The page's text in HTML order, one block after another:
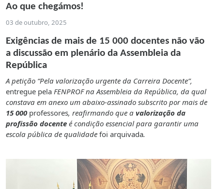
Ao que chegámos!
03 de outubro, 2025
Exigências de mais de 15 000 docentes não vão
a discussão em plenário da Assembleia da
República
A petição “Pela valorização urgente da Carreira Docente”,
entregue pela FENPROF na Assembleia da República, da qual
constava em anexo um abaixo-assinado subscrito por mais de
15 000 professores, reafirmando que a valorização da
profissão docente é condição essencial para garantir uma
escola pública de qualidade foi arquivada.